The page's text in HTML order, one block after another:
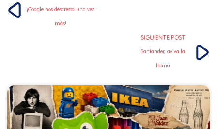
¡Google nos descresta una vez
más!
SIGUIENTE POST
Santander, aviva la
llama